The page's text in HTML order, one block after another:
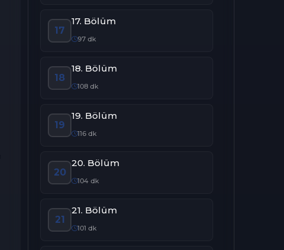
17
17. Bölüm
97 dk
18
18. Bölüm
108 dk
19
19. Bölüm
116 dk
20
20. Bölüm
104 dk
21
21. Bölüm
101 dk